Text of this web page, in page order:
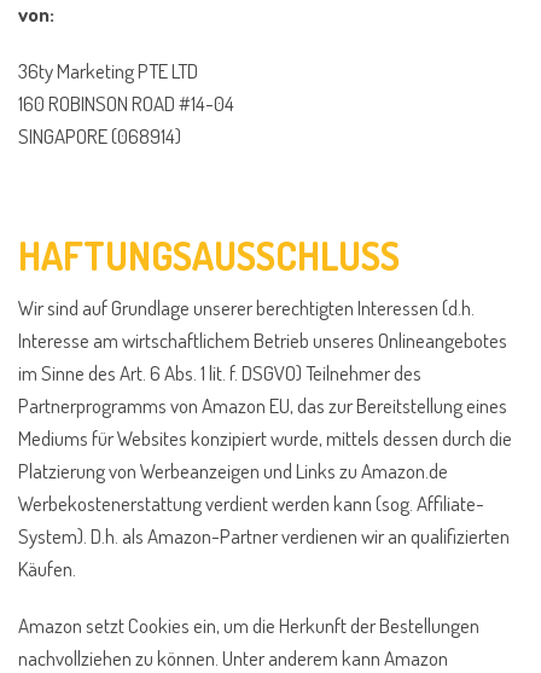
von:
36ty Marketing PTE LTD
160 ROBINSON ROAD #14-04
SINGAPORE (068914)
HAFTUNGSAUSSCHLUSS
Wir sind auf Grundlage unserer berechtigten Interessen (d.h.
Interesse am wirtschaftlichem Betrieb unseres Onlineangebotes
im Sinne des Art. 6 Abs. 1 lit. f. DSGVO) Teilnehmer des
Partnerprogramms von Amazon EU, das zur Bereitstellung eines
Mediums für Websites konzipiert wurde, mittels dessen durch die
Platzierung von Werbeanzeigen und Links zu Amazon.de
Werbekostenerstattung verdient werden kann (sog. Affiliate-
System). D.h. als Amazon-Partner verdienen wir an qualifizierten
Käufen.
Amazon setzt Cookies ein, um die Herkunft der Bestellungen
nachvollziehen zu können. Unter anderem kann Amazon